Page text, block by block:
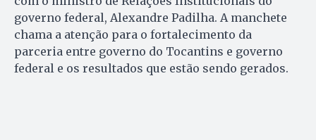
governo federal, Alexandre Padilha. A manchete
chama a atenção para o fortalecimento da
parceria entre governo do Tocantins e governo
federal e os resultados que estão sendo gerados.